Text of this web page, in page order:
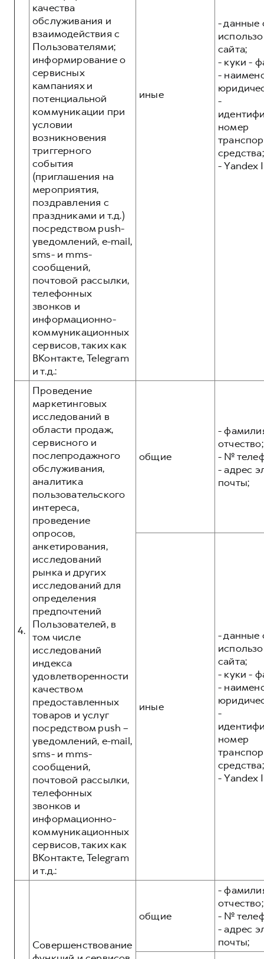
качества
обслуживания и
взаимодействия с
Пользователями;
информирование о
сервисных
кампаниях и
потенциальной
коммуникации при
условии
возникновения
триггерного
события
(приглашения на
мероприятия,
поздравления с
праздниками и т.д.)
посредством push-
уведомлений, e-mail,
sms- и mms-
сообщений,
почтовой рассылки,
телефонных
звонков и
информационно-
коммуникационных
сервисов, таких как
ВКонтакте, Telegram
и т.д.:
иные
- данные
сайта;
- куки -
-
-
номер
средства;
- Yandex
4.
Проведение
маркетинговых
исследований в
области продаж,
сервисного и
послепродажного
обслуживания,
аналитика
пользовательского
интереса,
проведение
опросов,
анкетирования,
исследований
рынка и других
исследований для
определения
предпочтений
Пользователей, в
том числе
исследований
индекса
удовлетворенности
качеством
предоставленных
товаров и услуг
посредством push –
уведомлений, e-mail,
sms- и mms-
сообщений,
почтовой рассылки,
телефонных
звонков и
информационно-
коммуникационных
сервисов, таких как
ВКонтакте, Telegram
и т.д.:
общие
-
отчество;
- №
- адрес
почты;
иные
- данные
сайта;
- куки -
-
-
номер
средства;
- Yandex
Совершенствование
общие
-
отчество;
- №
- адрес
почты;